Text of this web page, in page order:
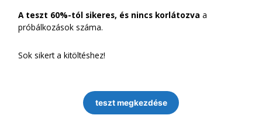
A teszt 60%-tól sikeres, és nincs korlátozva a
próbálkozások száma.
Sok sikert a kitöltéshez!